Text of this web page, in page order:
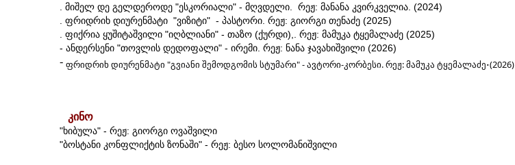
. მიშელ დე გელდეროდე "ესკორიალი" - მღვდელი. რეჟ: მანანა კვირკველია. (2024)
. ფრიდრიხ დიურენმატი "ვიზიტი" - პასტორი. რეჟ: გიორგი თენაძე (2025)
. ფიქრია ყუშიტაშვილი "იღბლიანი" - თაზო (ქურდი),. რეჟ: მამუკა ტყემალაძე (2025)
- ანდერსენი "თოვლის დედოფალი" - ირემი. რეჟ: ნანა ჯავახიშვილი (2026)
- ფრიდრიხ დიურენმატი "გვიანი შემოდგომის სტუმარი" - ავტორი-კორბესი. რეჟ: მამუკა ტყემალაძე.(2026)
კინო
"ხიბულა" - რეჟ: გიორგი ოვაშვილი
"ბოსტანი კონფლიქტის ზონაში" - რეჟ: ბესო სოლომანიშვილი